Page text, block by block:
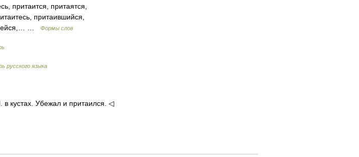
притаится, притаятся,
притаившийся,
…
Формы слов
русского языка
в кустах. Убежал и притаился. ◁